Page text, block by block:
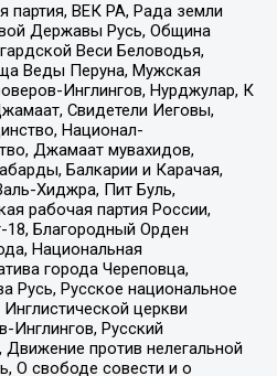
партия, ВЕК РА, Рада земли
Державы Русь, Община
Веси Беловодья,
Веды Перуна, Мужская
Инглингов, Нурджулар, К
Свидетели Иеговы,
Национал-
Джамаат мувахидов,
Балкарии и Карачая,
Хиджра, Пит Буль,
рабочая партия России,
Благородный Орден
Национальная
города Череповца,
Русь, Русское национальное
церкви
Инглингов, Русский
против нелегальной
О свободе совести и о